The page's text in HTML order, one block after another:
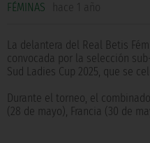
FÉMINAS hace 1 año
La delantera del Real Betis
convocada por la selección
Sud Ladies Cup 2025, que se
Durante el torneo, el
(28 de mayo), Francia (30 de